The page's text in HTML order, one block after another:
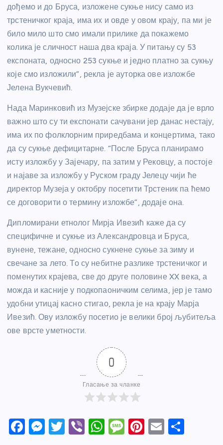
дођемо и до Бруса, изложене сукње нису само из
трстеничког краја, има их и овде у овом крају, па ми је
било мило што смо имали прилике да покажемо
колика је сличност наша два краја. У питању су 53
експоната, односно 253 сукње и једно платно за сукњу
које смо изложили”, рекла је ауторка ове изложбе
Јелена Вукчевић.
Нада Маринковић из Музејске збирке додаје да је врло
важно што су ти експонати сачувани јер данас нестају,
има их по фолклорним приредбама и концертима, тако
да су сукње дефицитарне. “После Бруса планирамо
исту изложбу у Зајечару, па затим у Рековцу, а постоје
и најаве за изложбу у Руском граду Јелецу чији ће
директор Музеја у октобру посетити Трстеник па ћемо
се договорити о термину изложбе”, додаје она.
Дипломирани етнолог Мирја Ивезић каже да су
специфичне и сукње из Александровца и Бруса,
вунене, тежане, односно сукнене сукње за зиму и
свечане за лето. То су небитне разлике трстеничког и
поменутих крајева, све до друге половине XX века, а
можда и касније у подкопаоничким селима, јер је тамо
удобни утицај касно стигао, рекла је на крају Марја
Ивезић. Ову изложбу посетио је велики број љубитеља
ове врсте уметности.
0
Гласање за чланке
F
M T
Vi W M Pi E